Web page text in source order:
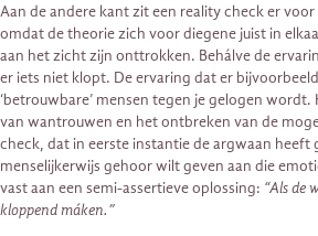
Aan de andere kant zit een reality check er
omdat de theorie zich voor diegene juist in
aan het zicht zijn onttrokken. Behálve de
er iets niet klopt. De ervaring dat er
‘betrouwbare’ mensen tegen je gelogen wordt.
van wantrouwen en het ontbreken van de
check, dat in eerste instantie de argwaan heeft
menselijkerwijs gehoor wilt geven aan die
vast aan een semi-assertieve oplossing: “Als de
kloppend máken.”